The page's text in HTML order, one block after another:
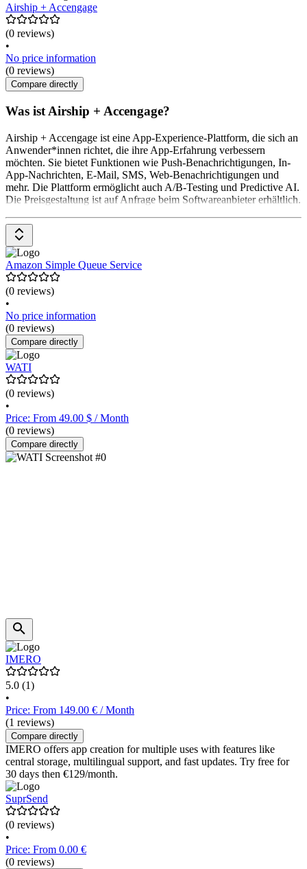
Airship + Accengage
(0 reviews)
•
No price information
(0 reviews)
Compare directly
Was ist Airship + Accengage?
Airship + Accengage ist eine App-Experience-Plattform, die sich an
Anwender*innen richtet, die ihre App-Erfahrung verbessern
möchten. Sie bietet Funktionen wie Push-Benachrichtigungen, In-
App-Nachrichten, E-Mail, SMS, Web-Benachrichtigungen und
mehr. Die Plattform ermöglicht auch A/B-Testing und Predictive AI.
Die Preisgestaltung ist auf Anfrage beim Softwareanbieter erhältlich.
Amazon Simple Queue Service
(0 reviews)
•
No price information
(0 reviews)
Compare directly
WATI
(0 reviews)
•
Price: From 49.00 $ / Month
(0 reviews)
Compare directly
IMERO
5.0 (1)
•
Price: From 149.00 € / Month
(1 reviews)
Compare directly
IMERO offers app creation for multiple uses with features like
central storage, multilingual support, and fast updates. Try free for
30 days then €129/month.
SuprSend
(0 reviews)
•
Price: From 0.00 €
(0 reviews)